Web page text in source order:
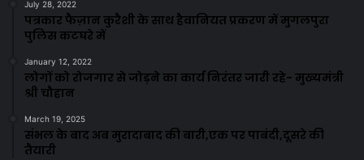
July 28, 2022
पत्रकार फैज़ान कुरैशी के साथ हैवानियत प्रकरण में मुगलपुरा
पुलिस कटघरे में
January 12, 2022
लोगों को रोजगार से जोड़ने का कार्य निरंतर जारी रहे- मुख्यमंत्री
श्री चौहान
March 19, 2025
संभल के बाद अब मुरादाबाद की बारी,एक पर पाबंदी,दूसरे की
तैयारी